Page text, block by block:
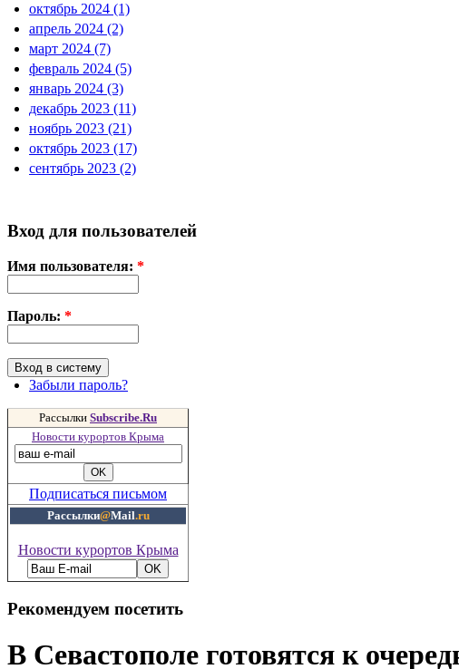
октябрь 2024 (1)
апрель 2024 (2)
март 2024 (7)
февраль 2024 (5)
январь 2024 (3)
декабрь 2023 (11)
ноябрь 2023 (21)
октябрь 2023 (17)
сентябрь 2023 (2)
Вход для пользователей
Имя пользователя: *
Пароль: *
Забыли пароль?
Рассылки Subscribe.Ru
Новости курортов Крыма
Подписаться письмом
Рассылки@Mail.ru
Новости курортов Крыма
Рекомендуем посетить
В Севастополе готовятся к